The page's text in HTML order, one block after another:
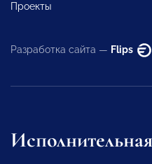
Проекты
Разработка сайта — Flips